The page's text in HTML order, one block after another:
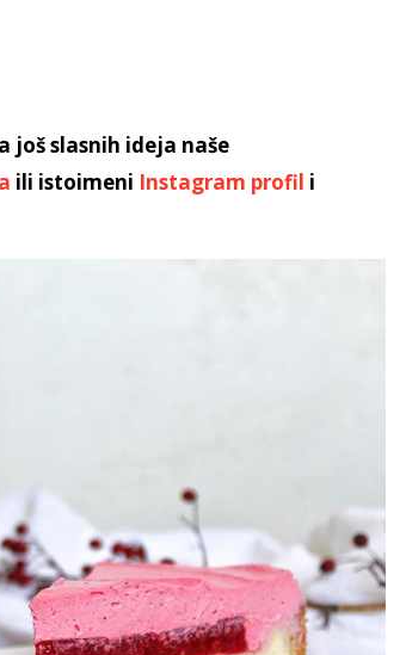
još slasnih ideja naše
ili istoimeni Instagram profil i